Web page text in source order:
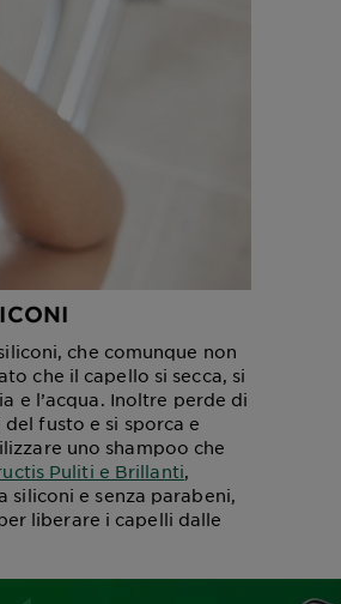
che comunque non
che il capello si secca, si
e l’acqua. Inoltre perde di
fusto e si sporca e
uno shampoo che
Puliti e Brillanti,
siliconi e senza parabeni,
liberare i capelli dalle